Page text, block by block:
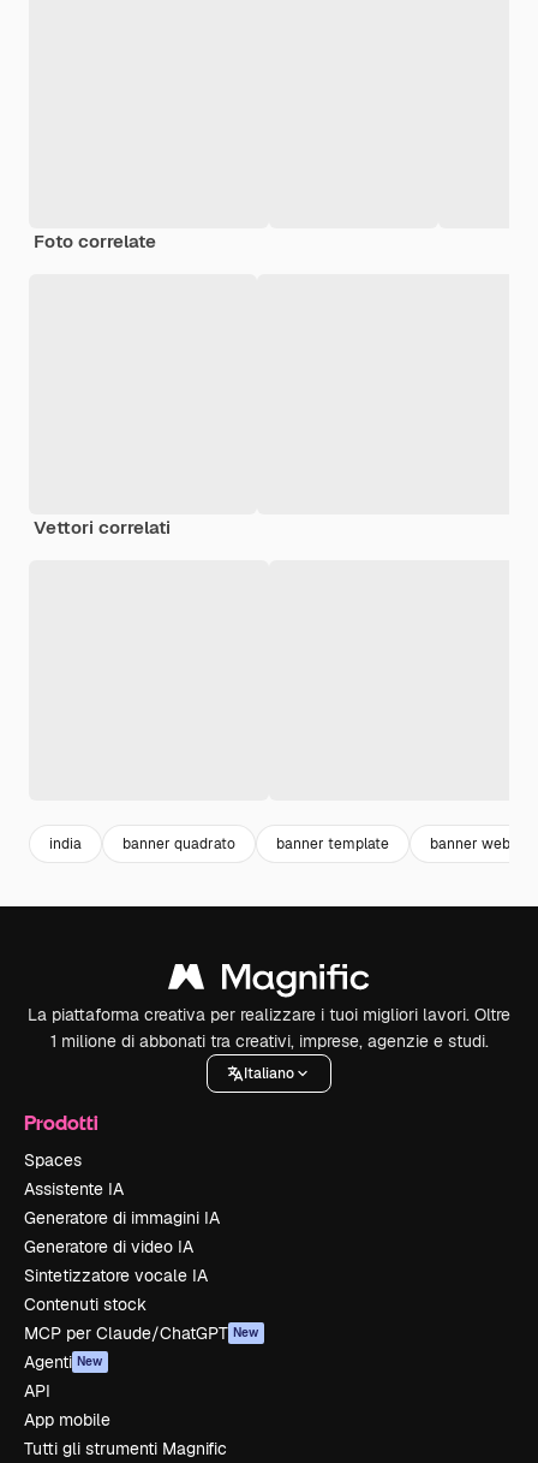
Foto correlate
Vettori correlati
india banner quadrato banner template banner web
La piattaforma creativa per realizzare i tuoi migliori lavori. Oltre
1 milione di abbonati tra creativi, imprese, agenzie e studi.
Italiano
Prodotti
Spaces
Assistente IA
Generatore di immagini IA
Generatore di video IA
Sintetizzatore vocale IA
Contenuti stock
MCP per Claude/ChatGPT New
Agenti New
API
App mobile
Tutti gli strumenti Magnific